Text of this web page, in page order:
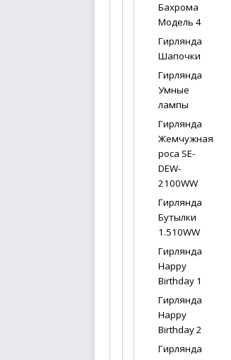
Бахрома
Модель 4
Гирлянда
Шапочки
Гирлянда
Умные
лампы
Гирлянда
Жемчужная
роса SE-
DEW-
2100WW
Гирлянда
Бутылки
1.510WW
Гирлянда
Happy
Birthday 1
Гирлянда
Happy
Birthday 2
Гирлянда